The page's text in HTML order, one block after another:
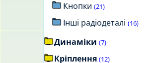
Кнопки (21)
Інші радіодеталі (16)
Динаміки (7)
Кріплення (12)